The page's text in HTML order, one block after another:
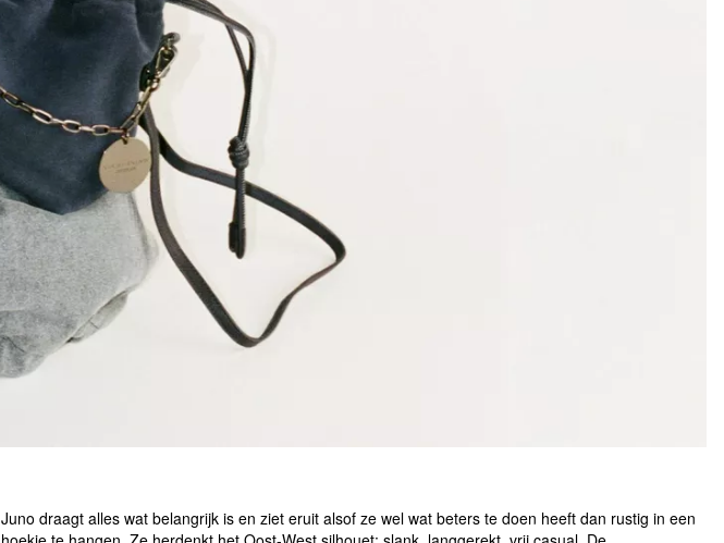
Juno draagt alles wat belangrijk is en ziet eruit alsof ze wel wat beters te doen heeft dan rustig in een